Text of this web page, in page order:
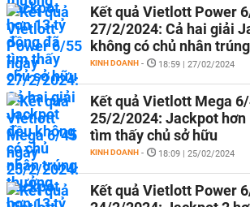
Kết quả Vietlott Power
27/2/2024: Cả hai giải
không có chủ nhân
KINH DOANH - 18:59 | 27/02/2024
Kết quả Vietlott Mega
25/2/2024: Jackpot hơn
tìm thấy chủ sở hữu
KINH DOANH - 18:09 | 25/02/2024
Kết quả Vietlott Power